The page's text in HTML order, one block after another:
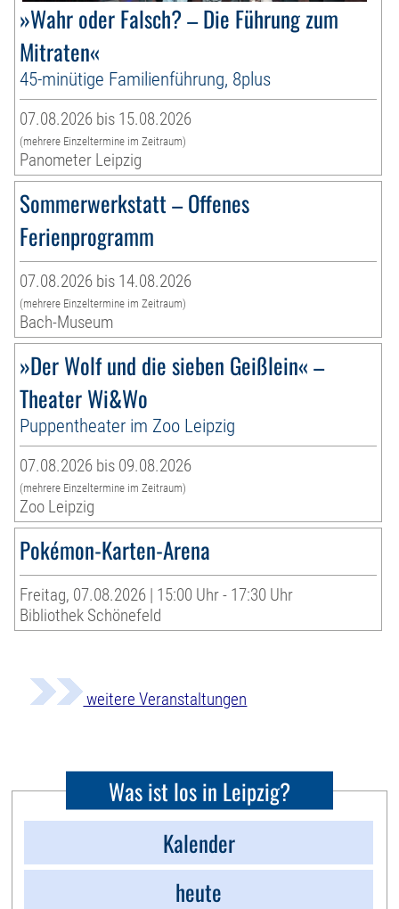
»Wahr oder Falsch? – Die Führung zum
Mitraten«
45-minütige Familienführung, 8plus
07.08.2026 bis 15.08.2026
(mehrere Einzeltermine im Zeitraum)
Panometer Leipzig
Sommerwerkstatt – Offenes
Ferienprogramm
07.08.2026 bis 14.08.2026
(mehrere Einzeltermine im Zeitraum)
Bach-Museum
»Der Wolf und die sieben Geißlein« –
Theater Wi&Wo
Puppentheater im Zoo Leipzig
07.08.2026 bis 09.08.2026
(mehrere Einzeltermine im Zeitraum)
Zoo Leipzig
Pokémon-Karten-Arena
Freitag, 07.08.2026 | 15:00 Uhr - 17:30 Uhr
Bibliothek Schönefeld
weitere Veranstaltungen
Was ist los in Leipzig?
Kalender
heute